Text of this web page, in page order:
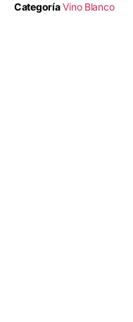
Categoría Vino Blanco